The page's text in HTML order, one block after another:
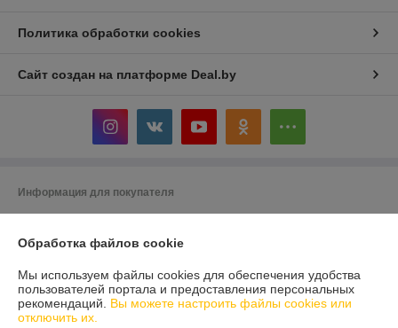
Политика обработки cookies
Сайт создан на платформе Deal.by
Информация для покупателя
УНП: 491228405
Регистрационный орган: Администрация Железнодорожного района
Обработка файлов cookie
Мы используем файлы cookies для обеспечения удобства
пользователей портала и предоставления персональных
рекомендаций. Вы можете настроить файлы cookies или
отключить их.